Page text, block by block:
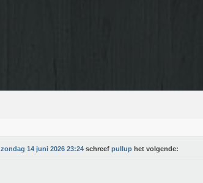
zondag 14 juni 2026 23:24 schreef pullup het volgende: